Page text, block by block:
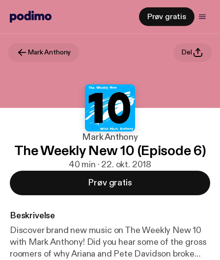
Prøv gratis
Mark Anthony Del
Mark Anthony
The Weekly New 10 (Episode 6)
40 min · 22. okt. 2018
Prøv gratis
Beskrivelse
Discover brand new music on The Weekly New 10
with Mark Anthony! Did you hear some of the gross
roomers of why Ariana and Pete Davidson broke